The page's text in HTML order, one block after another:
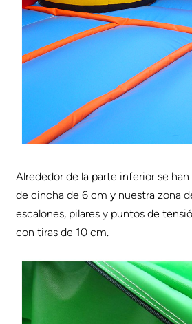
Alrededor de la parte inferior se
de cincha de 6 cm y nuestra zona
escalones, pilares y puntos de
con tiras de 10 cm.